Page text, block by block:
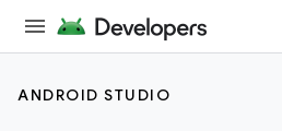
ANDROID STUDIO